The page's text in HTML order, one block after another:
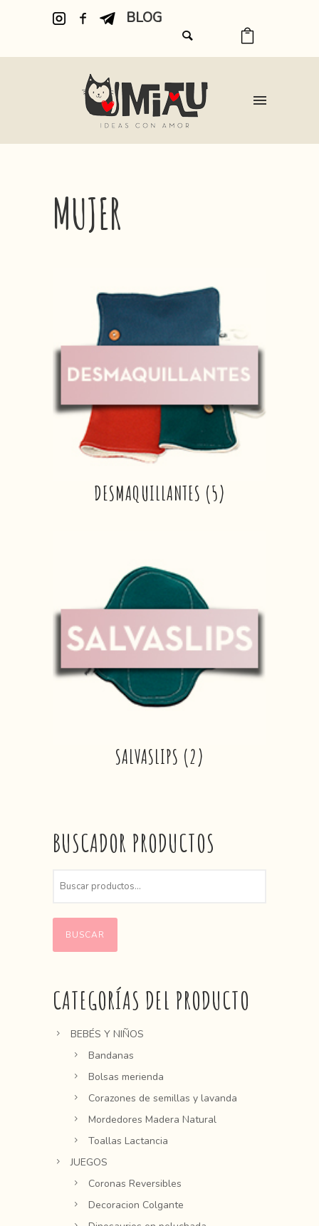
BLOG
MUJER
DESMAQUILLANTES (5)
SALVASLIPS (2)
BUSCADOR PRODUCTOS
BUSCAR
CATEGORÍAS DEL PRODUCTO
BEBÉS Y NIÑOS
Bandanas
Bolsas merienda
Corazones de semillas y lavanda
Mordedores Madera Natural
Toallas Lactancia
JUEGOS
Coronas Reversibles
Decoracion Colgante